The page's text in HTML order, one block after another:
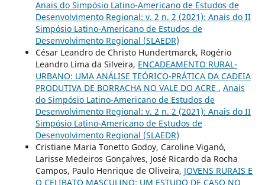
Anais do Simpósio Latino-Americano de Estudos de
Desenvolvimento Regional: v. 2 n. 2 (2021): Anais do II
Simpósio Latino-Americano de Estudos de
Desenvolvimento Regional (SLAEDR)
César Leandro de Christo Hundertmarck, Rogério
Leandro Lima da Silveira, ENCADEAMENTO RURAL-
URBANO: UMA ANÁLISE TEÓRICO-PRÁTICA DA CADEIA
PRODUTIVA DE BORRACHA NO VALE DO ACRE , Anais
do Simpósio Latino-Americano de Estudos de
Desenvolvimento Regional: v. 2 n. 2 (2021): Anais do II
Simpósio Latino-Americano de Estudos de
Desenvolvimento Regional (SLAEDR)
Cristiane Maria Tonetto Godoy, Caroline Viganó,
Larisse Medeiros Gonçalves, José Ricardo da Rocha
Campos, Paulo Henrique de Oliveira, JOVENS RURAIS E
O CELIBATO MASCULINO: UM ESTUDO DE CASO NO